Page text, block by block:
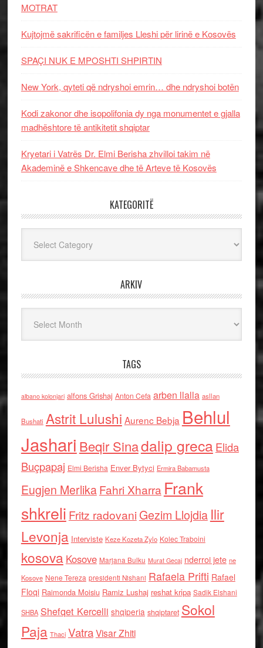
MOTRAT
Kujtojmë sakrificën e familjes Lleshi për lirinë e Kosovës
SPAÇI NUK E MPOSHTI SHPIRTIN
New York, qyteti që ndryshoi emrin… dhe ndryshoi botën
Kodi zakonor dhe isopolifonia dy nga monumentet e gjalla
madhështore të antikitetit shqiptar
Kryetari i Vatrës Dr. Elmi Berisha zhvilloi takim në
Akademinë e Shkencave dhe të Arteve të Kosovës
KATEGORITË
ARKIV
TAGS
albano kolonjari alfons Grishaj Anton Cefa arben llalla asllan
Bushati Astrit Lulushi Aurenc Bebja Behlul
Jashari Beqir Sinadalip grecaElida
Buçpapaj Elmi Berisha Enver Bytyci Ermira Babamusta
Eugjen MerlikaFahri Xharra Frank
shkreli Fritz radovaniGezim Llojdia Ilir
Levonja Interviste Keze Kozeta Zylo Kolec Traboini
kosova Kosove Marjana Bulku Murat Gecaj nderroi jete ne
Kosove Nene Tereza presidenti Nishani Rafaela Prifti Rafael
Floqi Raimonda Moisiu Ramiz Lushaj reshat kripa Sadik Elshani
SHBA Shefqet Kercelli shqiperia shqiptaret Sokol
Paja Thaci VatraVisar Zhiti